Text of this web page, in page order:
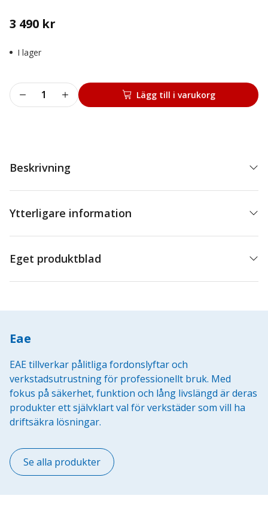
3 490 kr
I lager
Adapter
Sprinter
Lägg till i varukorg
Beskrivning
Ytterligare information
Eget produktblad
Eae
EAE tillverkar pålitliga fordonslyftar och
verkstadsutrustning för professionellt bruk. Med
fokus på säkerhet, funktion och lång livslängd är deras
produkter ett självklart val för verkstäder som vill ha
driftsäkra lösningar.
Se alla produkter